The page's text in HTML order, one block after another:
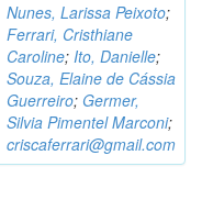
Nunes, Larissa Peixoto;
Ferrari, Cristhiane
Caroline; Ito, Danielle;
Souza, Elaine de Cássia
Guerreiro; Germer,
Silvia Pimentel Marconi;
criscaferrari@gmail.com